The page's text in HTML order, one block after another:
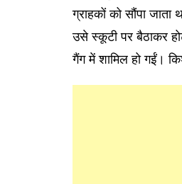
ग्राहकों को सौंपा
उसे स्कूटी पर बैठाकर
गैंग में शामिल हो गईं।